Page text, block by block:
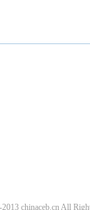
chinaceb.cn All